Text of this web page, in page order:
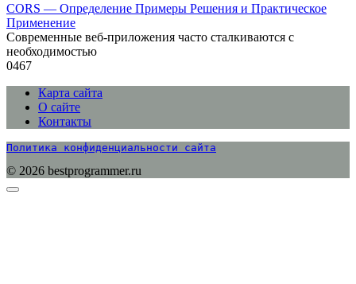
CORS — Определение Примеры Решения и Практическое
Применение
Современные веб-приложения часто сталкиваются с
необходимостью
0467
Карта сайта
О сайте
Контакты
Политика конфиденциальности сайта
© 2026 bestprogrammer.ru